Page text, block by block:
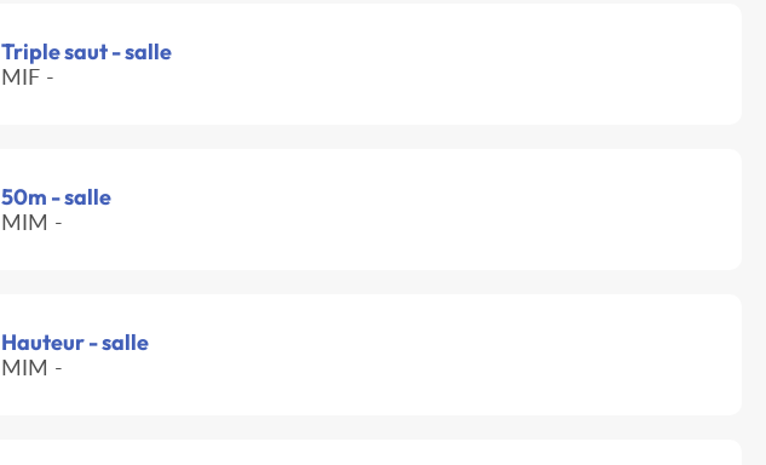
Triple saut - salle
MIF -
50m - salle
MIM -
Hauteur - salle
MIM -